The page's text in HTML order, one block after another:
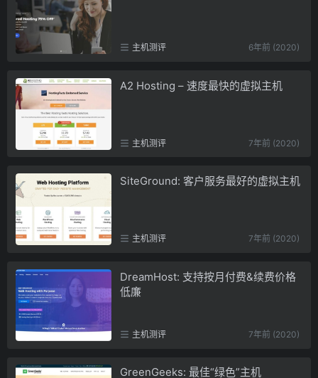
主机测评 6年前 (2020)
A2 Hosting – 速度最快的虚拟主机
主机测评 7年前 (2020)
SiteGround: 客户服务最好的虚拟主机
主机测评 7年前 (2020)
DreamHost: 支持按月付费&续费价格
低廉
主机测评 7年前 (2020)
GreenGeeks: 最佳“绿色”主机